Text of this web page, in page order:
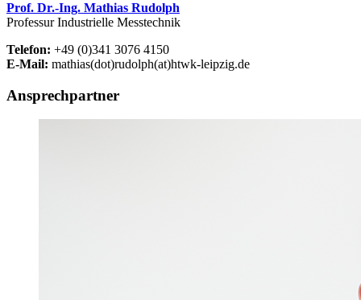
Prof. Dr.-Ing. Mathias Rudolph
Professur Industrielle Messtechnik
Telefon: +49 (0)341 3076 4150
E-Mail: mathias(dot)rudolph(at)htwk-leipzig.de
Ansprechpartner